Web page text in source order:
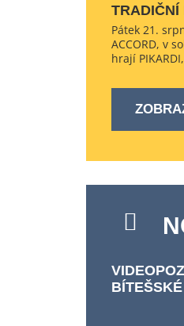
TRADIČNÍ
Pátek 21.
ACCORD, v
hrají